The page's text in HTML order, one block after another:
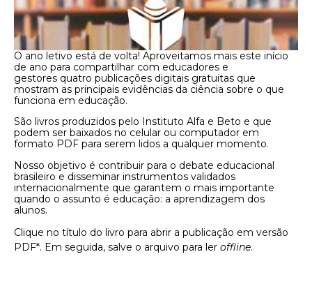
O ano letivo está de volta! Aproveitamos mais este início
de ano para compartilhar com educadores e
gestores quatro publicações digitais gratuitas que
mostram as principais evidências da ciência sobre o que
funciona em educação.
São livros produzidos pelo Instituto Alfa e Beto e que
podem ser baixados no celular ou computador em
formato PDF para serem lidos a qualquer momento.
Nosso objetivo é contribuir para o debate educacional
brasileiro e disseminar instrumentos validados
internacionalmente que garantem o mais importante
quando o assunto é educação: a aprendizagem dos
alunos.
Clique no título do livro para abrir a publicação em versão
PDF*. Em seguida, salve o arquivo para ler offline.